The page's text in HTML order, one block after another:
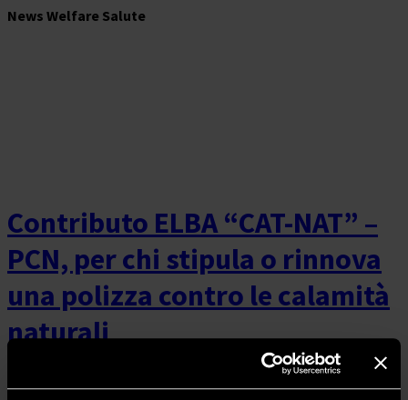
News Welfare Salute
Contributo ELBA “CAT-NAT” –
PCN, per chi stipula o rinnova
una polizza contro le calamità
naturali
Consulenza lavoro-